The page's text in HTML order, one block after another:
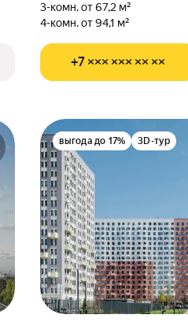
3-комн. от 67,2 м²
4-комн. от 94,1 м²
+7 ××× ××× ×× ××
выгода до 17% 3D-тур